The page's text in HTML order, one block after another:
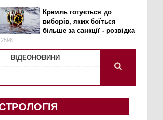
Кремль готується до
виборів, яких боїться
більше за санкції - розвідка
ВІДЕОНОВИНИ